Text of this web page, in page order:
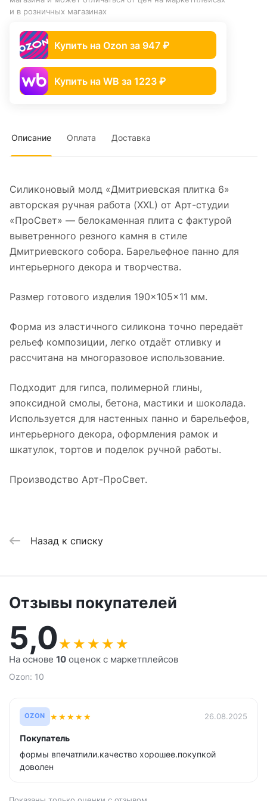
и в розничных магазинах
Купить на Ozon за 947 ₽
Купить на WB за 1223 ₽
Описание Оплата Доставка
Силиконовый молд «Дмитриевская плитка 6»
авторская ручная работа (XXL) от Арт-студии
«ПроСвет» — белокаменная плита с фактурой
выветренного резного камня в стиле
Дмитриевского собора. Барельефное панно для
интерьерного декора и творчества.
Размер готового изделия 190×105×11 мм.
Форма из эластичного силикона точно передаёт
рельеф композиции, легко отдаёт отливку и
рассчитана на многоразовое использование.
Подходит для гипса, полимерной глины,
эпоксидной смолы, бетона, мастики и шоколада.
Используется для настенных панно и барельефов,
интерьерного декора, оформления рамок и
шкатулок, тортов и поделок ручной работы.
Производство Арт-ПроСвет.
Назад к списку
Отзывы покупателей
5,0★ ★ ★ ★ ★
На основе 10 оценок с маркетплейсов
Ozon: 10
OZON ★★★★★ 26.08.2025
Покупатель
формы впечатлили.качество хорошее.покупкой
доволен